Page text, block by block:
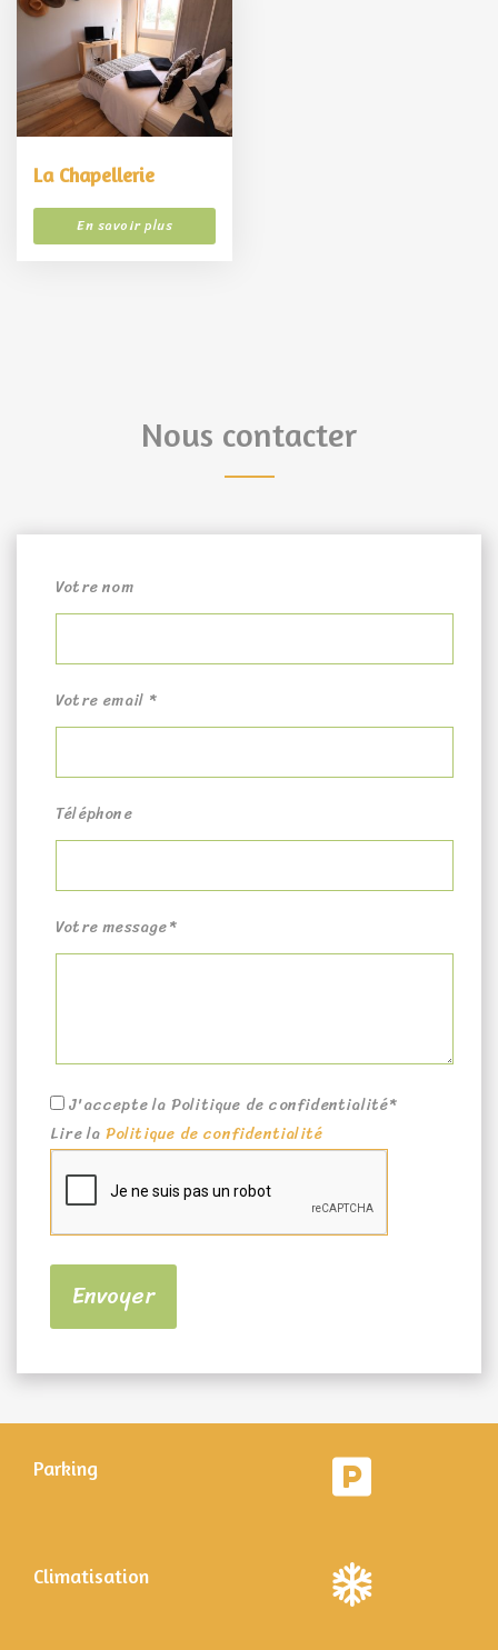
La Chapellerie
En savoir plus
Nous contacter
Votre nom
Votre email *
Téléphone
Votre message*
J'accepte la Politique de confidentialité*
Lire la Politique de confidentialité
Parking
Climatisation